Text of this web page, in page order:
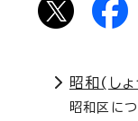
昭和(し
昭和区に